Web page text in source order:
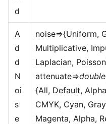
d
A
d
d
N
oi
s
e
noise=>{Uniform,
Multiplicative,
Laplacian,
attenuate=>double
{All, Default,
CMYK, Cyan,
Magenta, Alpha,